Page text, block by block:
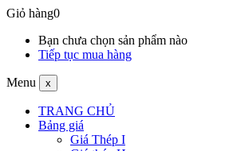
Giỏ hàng0
Bạn chưa chọn sản phẩm nào
Tiếp tục mua hàng
Menu x
TRANG CHỦ
Bảng giá
Giá Thép I